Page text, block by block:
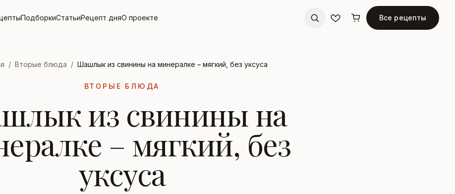
ПодборкиСтатьиРецепт дняО проекте Все рецепты
/ Вторые блюда / Шашлык из свинины на минералке – мягкий, без уксуса
ВТОРЫЕ БЛЮДА
из свинины на
– мягкий, без
уксуса